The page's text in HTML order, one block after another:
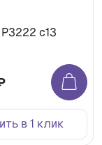
с13
в 1 клик